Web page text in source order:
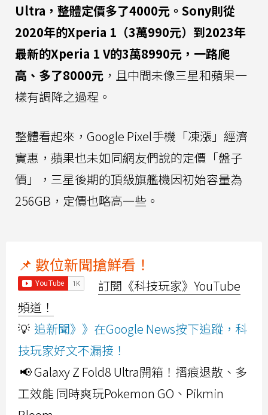
Ultra，整體定價多了4000元。 Sony則從
2020年的Xperia 1（3萬990元）到2023年
最新的Xperia 1 V的3萬8990元，一路爬
高、多了8000元 ，且中間未像三星和蘋果一
樣有調降之過程。
整體看起來，Google Pixel手機「凍漲」經濟
實惠，蘋果也未如同網友們說的定價「盤子
價」，三星後期的頂級旗艦機因初始容量為
256GB，定價也略高一些。
📌 數位新聞搶鮮看！
訂閱《科技玩家》YouTube
頻道！
💡 追新聞》》在Google News按下追蹤，科
技玩家好文不漏接！
📢 Galaxy Z Fold8 Ultra開箱！摺痕退散、多
工效能 同時爽玩Pokemon GO、Pikmin